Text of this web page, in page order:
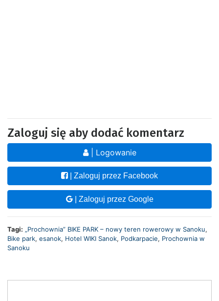
Zaloguj się aby dodać komentarz
| Logowanie
| Zaloguj przez Facebook
| Zaloguj przez Google
Tagi: „Prochownia” BIKE PARK – nowy teren rowerowy w Sanoku,
Bike park, esanok, Hotel WIKI Sanok, Podkarpacie, Prochownia w
Sanoku